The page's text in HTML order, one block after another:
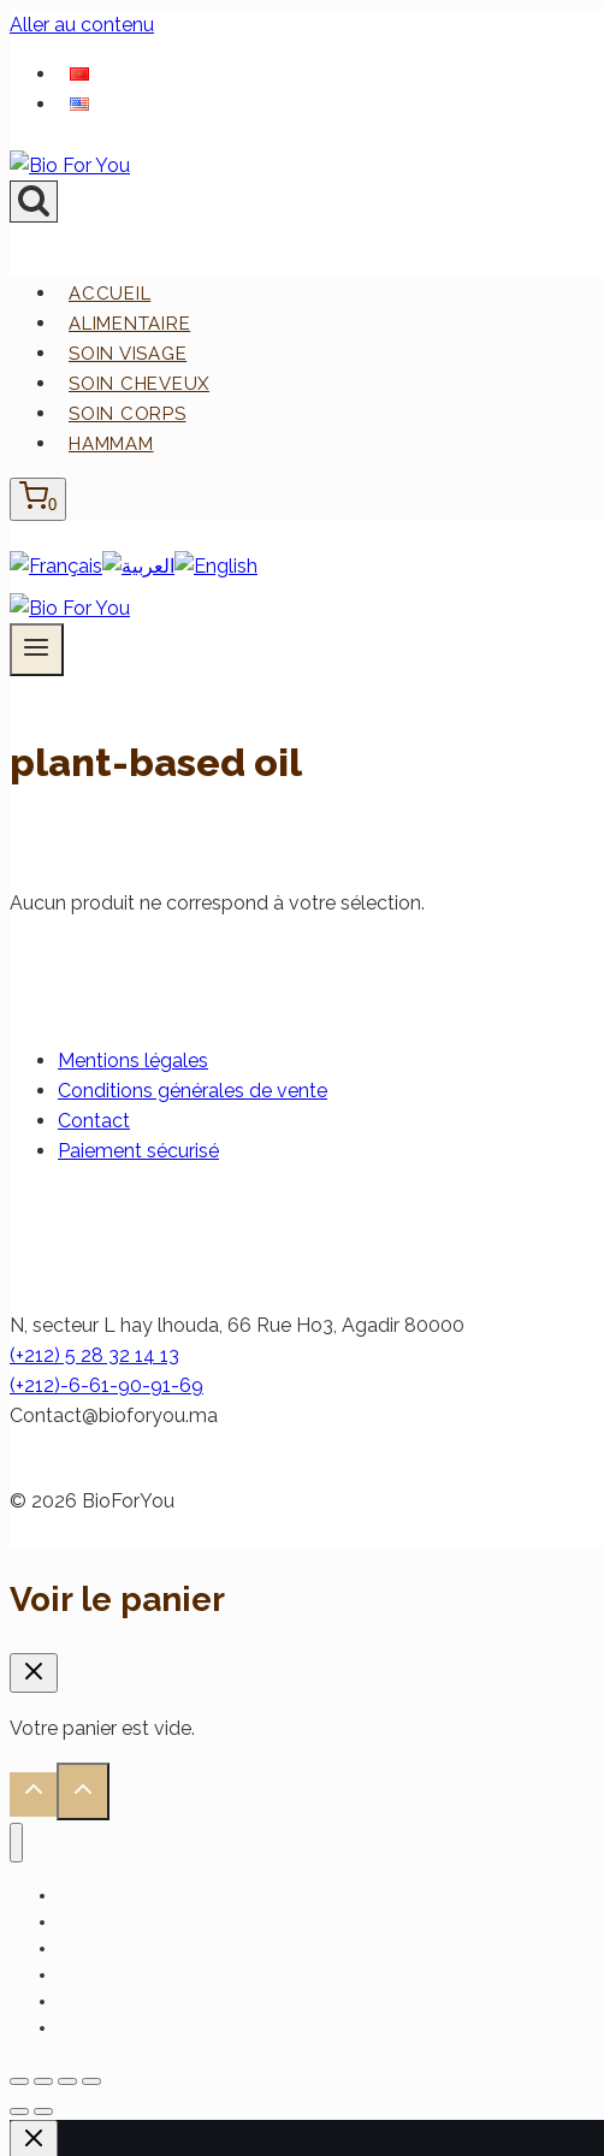
Aller au contenu
ACCUEIL
ALIMENTAIRE
SOIN VISAGE
SOIN CHEVEUX
SOIN CORPS
HAMMAM
0
plant-based oil
Aucun produit ne correspond à votre sélection.
Mentions légales
Conditions générales de vente
Contact
Paiement sécurisé
N, secteur L hay lhouda, 66 Rue Ho3, Agadir 80000
(+212) 5 28 32 14 13
(+212)-6-61-90-91-69
am.uoyrofoib
@tcatnoC
© 2026 BioForYou
Voir le panier
Votre panier est vide.